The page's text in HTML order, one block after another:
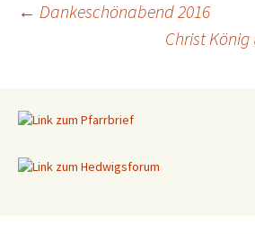
← Dankeschönabend 2016
Christ